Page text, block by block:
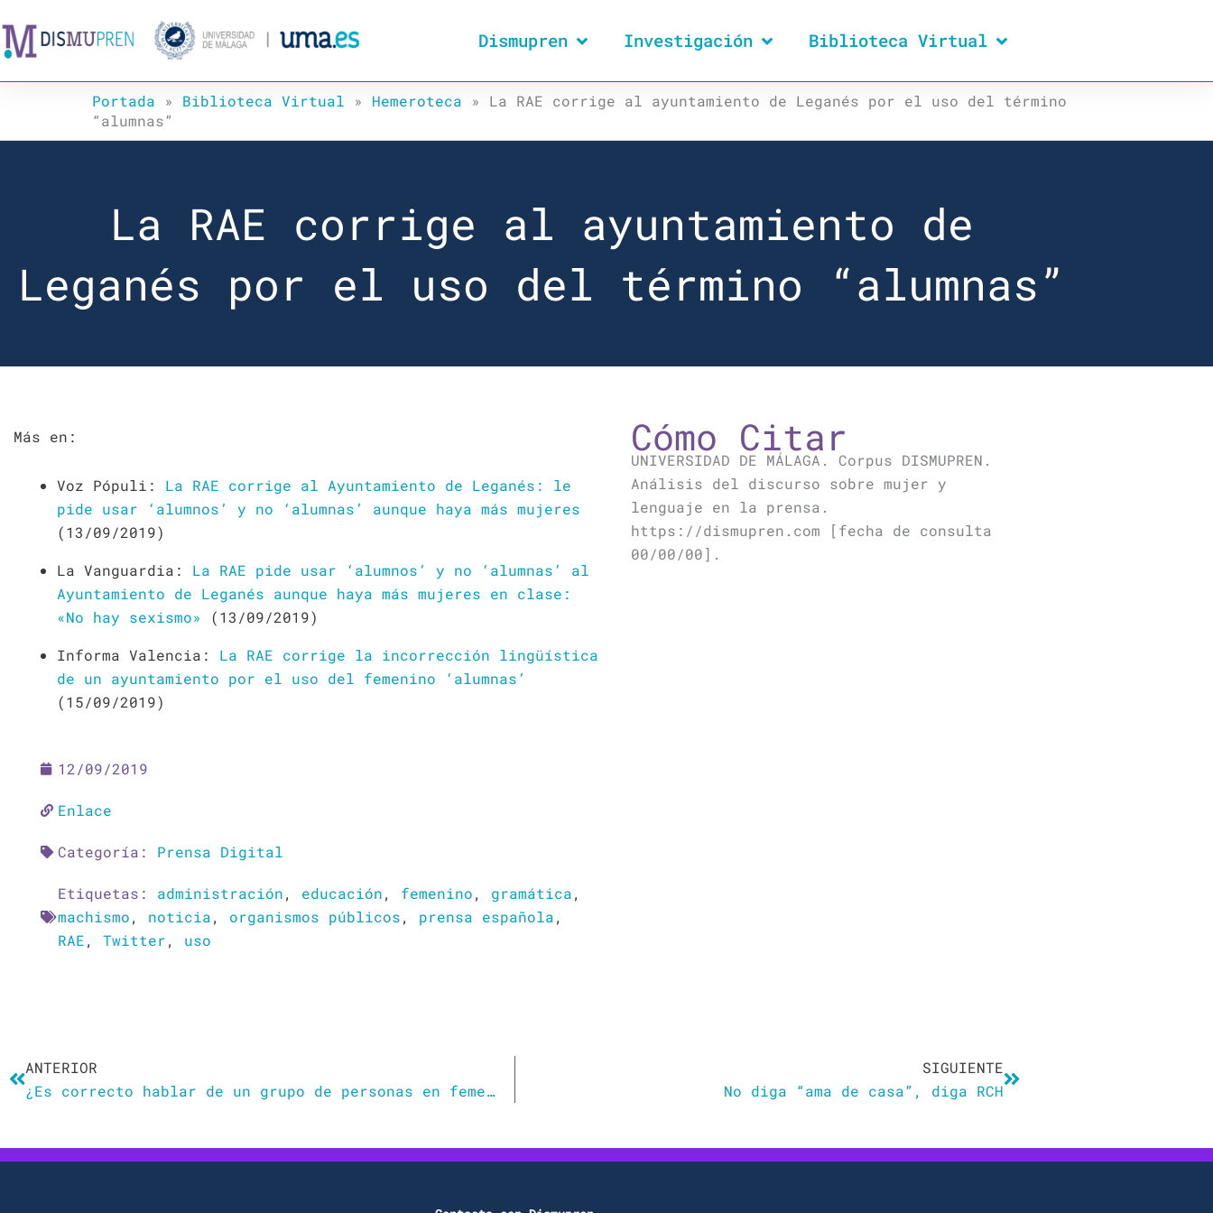
al
contenido
Dismupren Investigación Biblioteca Virtual
Portada » Biblioteca Virtual » Hemeroteca » La RAE corrige al ayuntamiento de Leganés por el uso del término
“alumnas”
La RAE corrige al ayuntamiento de
Leganés por el uso del término “alumnas”
Más en:
Voz Pópuli: La RAE corrige al Ayuntamiento de Leganés: le
pide usar ‘alumnos’ y no ‘alumnas’ aunque haya más mujeres
(13/09/2019)
La Vanguardia: La RAE pide usar ‘alumnos’ y no ‘alumnas’ al
Ayuntamiento de Leganés aunque haya más mujeres en clase:
«No hay sexismo» (13/09/2019)
Informa Valencia: La RAE corrige la incorrección lingüística
de un ayuntamiento por el uso del femenino ‘alumnas’
(15/09/2019)
12/09/2019
Enlace
Categoría: Prensa Digital
Etiquetas: administración, educación, femenino, gramática,
machismo, noticia, organismos públicos, prensa española,
RAE, Twitter, uso
Cómo Citar
UNIVERSIDAD DE MÁLAGA. Corpus DISMUPREN.
Análisis del discurso sobre mujer y
lenguaje en la prensa.
https://dismupren.com [fecha de consulta
00/00/00].
ANTERIOR
¿Es correcto hablar de un grupo de personas en femenino si hay mayoría de mujeres? La RAE responde
SIGUIENTE
No diga “ama de casa”, diga RCH